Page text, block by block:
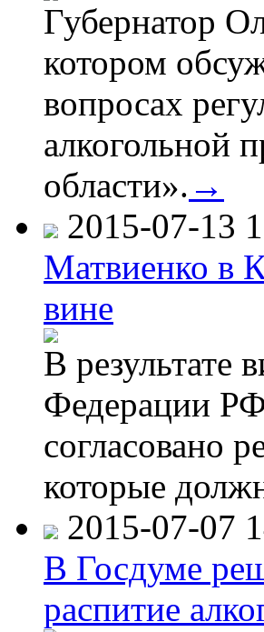
Губернатор
котором
вопросах
алкогольной
области». →
2015-07-13
Матвиенко в
вине
В результате
Федерации
согласовано
которые
2015-07-07
В Госдуме
распитие